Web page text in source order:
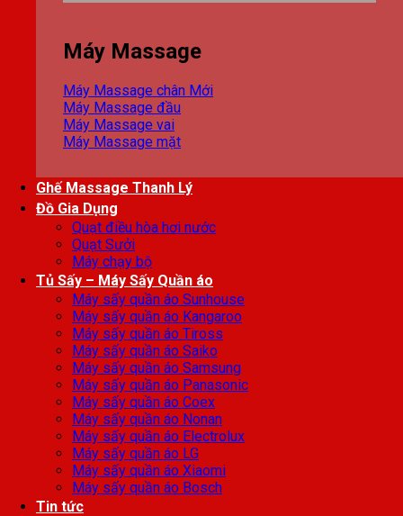
Máy Massage
Máy Massage chân
Máy Massage đầu
Máy Massage vai
Máy Massage mặt
Ghế Massage Thanh Lý
Đồ Gia Dụng
Quạt điều hòa hơi nước
Quạt Sưởi
Máy chạy bộ
Tủ Sấy – Máy Sấy Quần áo
Máy sấy quần áo Sunhouse
Máy sấy quần áo Kangaroo
Máy sấy quần áo Tiross
Máy sấy quần áo Saiko
Máy sấy quần áo Samsung
Máy sấy quần áo Panasonic
Máy sấy quần áo Coex
Máy sấy quần áo Nonan
Máy sấy quần áo Electrolux
Máy sấy quần áo LG
Máy sấy quần áo Xiaomi
Máy sấy quần áo Bosch
Tin tức